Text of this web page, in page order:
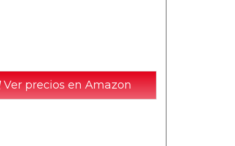
Ver precios en Amazon